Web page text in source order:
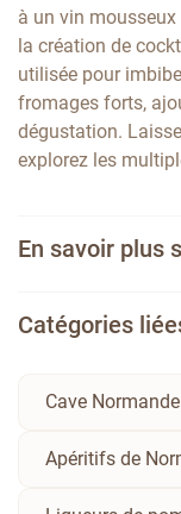
à un vin mousseux
la création de
utilisée pour
fromages forts,
dégustation.
explorez les
En savoir plus
Catégories
Cave Normande
Apéritifs de